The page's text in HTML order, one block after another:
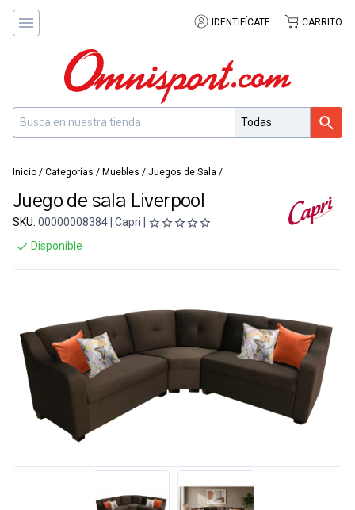
IDENTIFÍCATE CARRITO
Inicio / Categorías / Muebles / Juegos de Sala /
Juego de sala Liverpool
SKU: 00000008384 | Capri |
Disponible